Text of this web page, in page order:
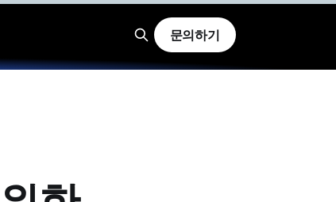
문의하기